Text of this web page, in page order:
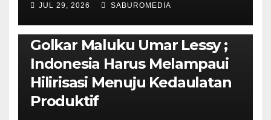
JUL 29, 2026 SABUROMEDIA
PENDIDIKAN & OLAHRAGA THE MOLUCCAS
Isi Materi LK-III HMI, Ketua
Golkar Maluku Umar Lessy ;
Indonesia Harus Melampaui
Hilirisasi Menuju Kedaulatan
Produktif